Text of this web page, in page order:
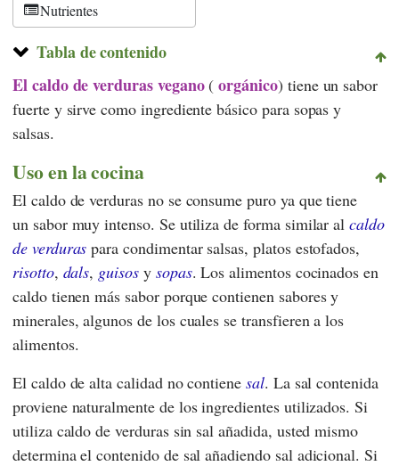
Nutrientes
Tabla de contenido
El caldo de verduras vegano(orgánico) tiene un sabor
fuerte y sirve como ingrediente básico para sopas y
salsas.
Uso en la cocina
El caldo de verduras no se consume puro ya que tiene
un sabor muy intenso. Se utiliza de forma similar alcaldo
de verduras para condimentar salsas, platos estofados,
risotto, dals, guisosy sopas. Los alimentos cocinados en
caldo tienen más sabor porque contienen sabores y
minerales, algunos de los cuales se transfieren a los
alimentos.
El caldo de alta calidad no contienesal. La sal contenida
proviene naturalmente de los ingredientes utilizados. Si
utiliza caldo de verduras sin sal añadida, usted mismo
determina el contenido de sal añadiendo sal adicional. Si